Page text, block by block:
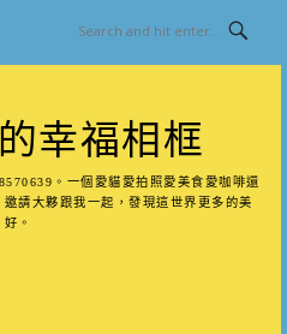
幸福相框
。一個愛貓愛拍照愛美食愛咖啡還
請大夥跟我一起，發現這世界更多的美
好。